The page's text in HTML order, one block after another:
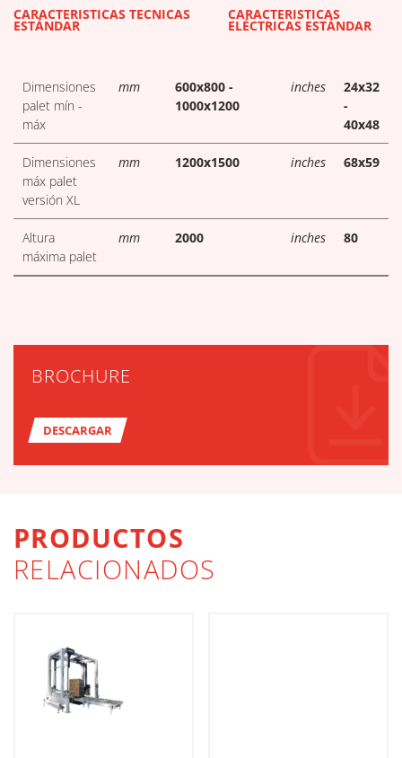
DESCARGAR TABLAS TÉCNICAS
CARACTERÍSTICAS TÉCNICAS
ESTÁNDAR
CARACTERÍSTICAS
ELÉCTRICAS ESTÁNDAR
Dimensiones
palet mín -
máx
mm
600x800 -
1000x1200
inches
24x32
-
40x48
Dimensiones
máx palet
versión XL
mm 1200x1500 inches 68x59
Altura
máxima palet
mm 2000 inches 80
BROCHURE
DESCARGAR
PRODUCTOS
RELACIONADOS